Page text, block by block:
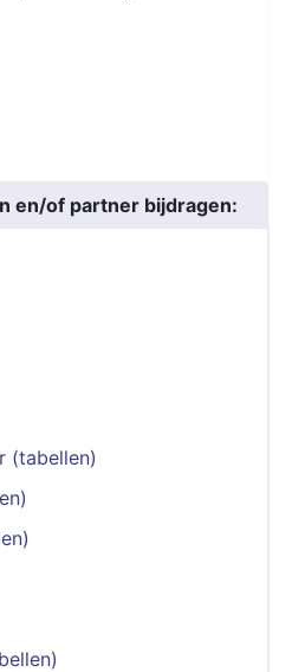
en/of partner bijdragen:
(tabellen)